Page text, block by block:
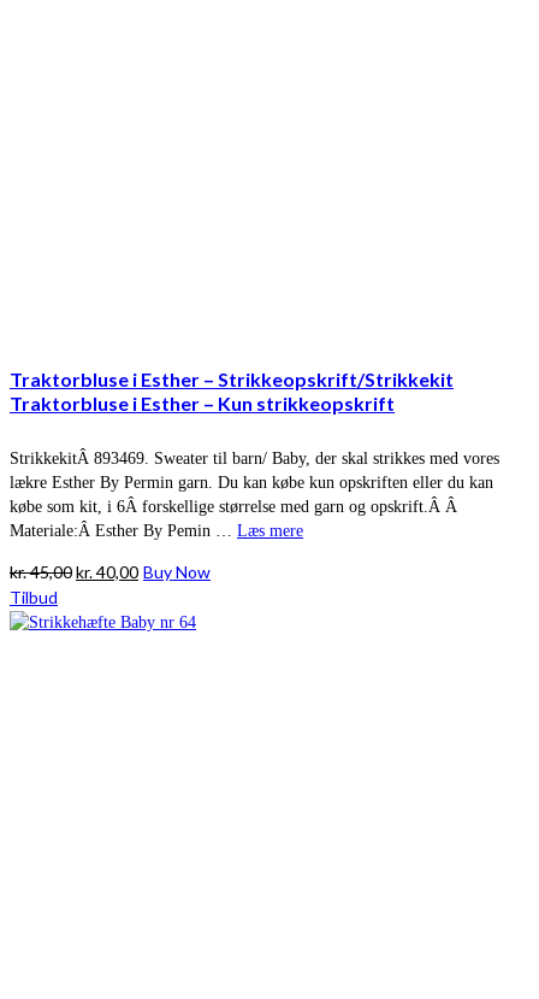
Traktorbluse i Esther – Strikkeopskrift/Strikkekit
Traktorbluse i Esther – Kun strikkeopskrift
StrikkekitÂ 893469. Sweater til barn/ Baby, der skal strikkes med vores
lækre Esther By Permin garn. Du kan købe kun opskriften eller du kan
købe som kit, i 6Â forskellige størrelse med garn og opskrift.Â Â
Materiale:Â Esther By Pemin … Læs mere
kr.45,00Den
pris
kr.40,00Den
pris
Buy Now
Tilbud